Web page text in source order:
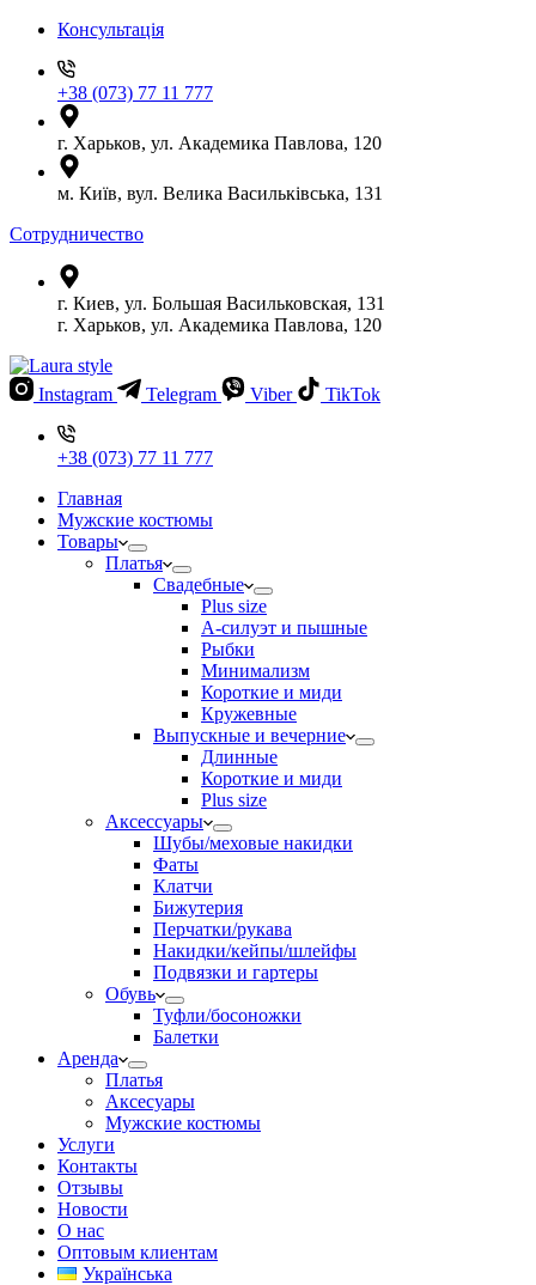
Консультація
+38 (073) 77 11 777
г. Харьков, ул. Академика Павлова, 120
м. Київ, вул. Велика Васильківська, 131
Сотрудничество
г. Киев, ул. Большая Васильковская, 131
г. Харьков, ул. Академика Павлова, 120
Instagram Telegram Viber TikTok
+38 (073) 77 11 777
Главная
Мужские костюмы
Товары
Платья
Свадебные
Plus size
А-силуэт и пышные
Рыбки
Минимализм
Короткие и миди
Кружевные
Выпускные и вечерние
Длинные
Короткие и миди
Plus size
Аксессуары
Шубы/меховые накидки
Фаты
Клатчи
Бижутерия
Перчатки/рукава
Накидки/кейпы/шлейфы
Подвязки и гартеры
Обувь
Туфли/босоножки
Балетки
Аренда
Платья
Аксесуары
Мужские костюмы
Услуги
Контакты
Отзывы
Новости
О нас
Оптовым клиентам
Українська